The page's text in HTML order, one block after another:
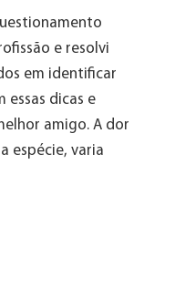
e resolvi
em identificar
essas dicas e
amigo. A dor
espécie, varia